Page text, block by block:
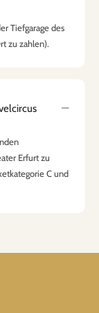
Tiefgarage des
zu zahlen).
Erfurt zu
C und